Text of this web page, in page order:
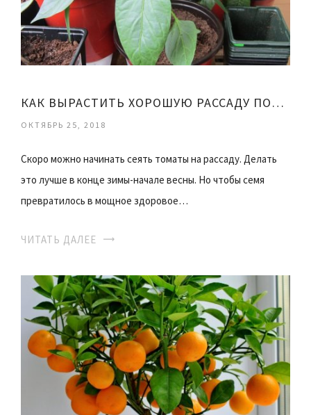
КАК ВЫРАСТИТЬ ХОРОШУЮ РАССАДУ ПОМИДОР
ОКТЯБРЬ 25, 2018
Скоро можно начинать сеять томаты на рассаду. Делать
это лучше в конце зимы-начале весны. Но чтобы семя
превратилось в мощное здоровое…
ЧИТАТЬ ДАЛЕЕ